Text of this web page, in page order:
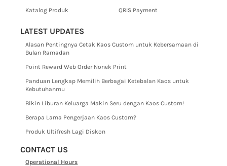
LATEST UPDATES
CONTACT US
Katalog Produk
QRIS Payment
Alasan Pentingnya Cetak Kaos Custom untuk Kebersamaan di
Bulan Ramadan
Point Reward Web Order Nonek Print
Panduan Lengkap Memilih Berbagai Ketebalan Kaos untuk
Kebutuhanmu
Bikin Liburan Keluarga Makin Seru dengan Kaos Custom!
Berapa Lama Pengerjaan Kaos Custom?
Produk Ultifresh Lagi Diskon
Operational Hours